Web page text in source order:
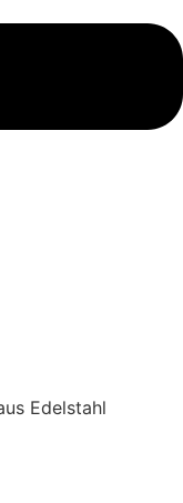
Edelstahl